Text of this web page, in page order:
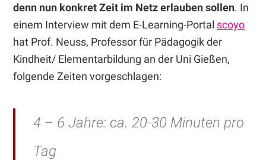
denn nun konkret Zeit im Netz erlauben sollen. In
einem Interview mit dem E-Learning-Portal scoyo
hat Prof. Neuss, Professor für Pädagogik der
Kindheit/ Elementarbildung an der Uni Gießen,
folgende Zeiten vorgeschlagen:
4 – 6 Jahre: ca. 20-30 Minuten pro
Tag